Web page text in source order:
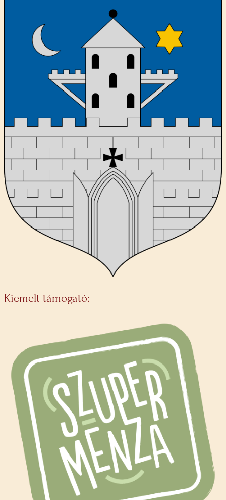
Kiemelt támogató: